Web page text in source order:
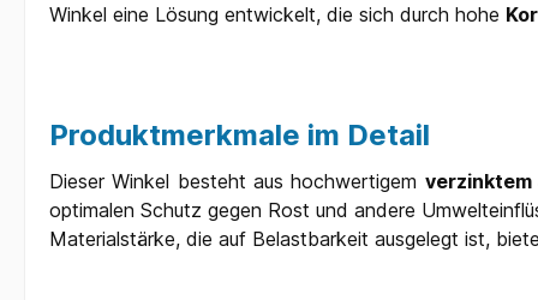
Winkel eine Lösung entwickelt, die sich durch hohe
Produktmerkmale im Detail
Dieser Winkel besteht aus hochwertigem verzinktem
optimalen Schutz gegen Rost und andere
Materialstärke, die auf Belastbarkeit ausgelegt ist,